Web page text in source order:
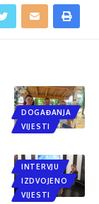
DOGAĐANJA
VIJESTI
INTERVJU
IZDVOJENO
VIJESTI